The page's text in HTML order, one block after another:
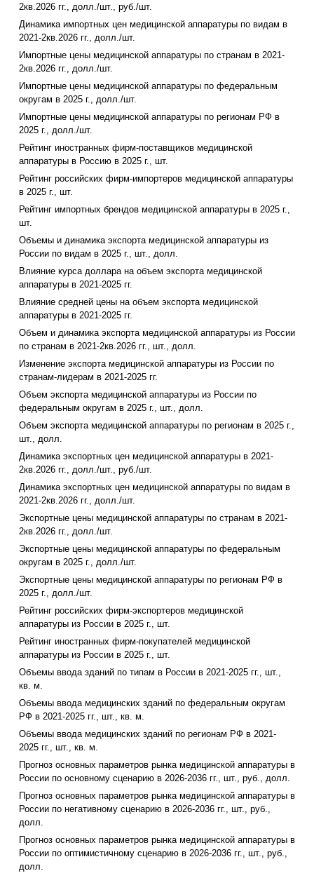
2кв.2026 гг., долл./шт., руб./шт.
Динамика импортных цен медицинской аппаратуры по видам в
2021-2кв.2026 гг., долл./шт.
Импортные цены медицинской аппаратуры по странам в 2021-
2кв.2026 гг., долл./шт.
Импортные цены медицинской аппаратуры по федеральным
округам в 2025 г., долл./шт.
Импортные цены медицинской аппаратуры по регионам РФ в
2025 г., долл./шт.
Рейтинг иностранных фирм-поставщиков медицинской
аппаратуры в Россию в 2025 г., шт.
Рейтинг российских фирм-импортеров медицинской аппаратуры
в 2025 г., шт.
Рейтинг импортных брендов медицинской аппаратуры в 2025 г.,
шт.
Объемы и динамика экспорта медицинской аппаратуры из
России по видам в 2025 г., шт., долл.
Влияние курса доллара на объем экспорта медицинской
аппаратуры в 2021-2025 гг.
Влияние средней цены на объем экспорта медицинской
аппаратуры в 2021-2025 гг.
Объем и динамика экспорта медицинской аппаратуры из России
по странам в 2021-2кв.2026 гг., шт., долл.
Изменение экспорта медицинской аппаратуры из России по
странам-лидерам в 2021-2025 гг.
Объем экспорта медицинской аппаратуры из России по
федеральным округам в 2025 г., шт., долл.
Объем экспорта медицинской аппаратуры по регионам в 2025 г.,
шт., долл.
Динамика экспортных цен медицинской аппаратуры в 2021-
2кв.2026 гг., долл./шт., руб./шт.
Динамика экспортных цен медицинской аппаратуры по видам в
2021-2кв.2026 гг., долл./шт.
Экспортные цены медицинской аппаратуры по странам в 2021-
2кв.2026 гг., долл./шт.
Экспортные цены медицинской аппаратуры по федеральным
округам в 2025 г., долл./шт.
Экспортные цены медицинской аппаратуры по регионам РФ в
2025 г., долл./шт.
Рейтинг российских фирм-экспортеров медицинской
аппаратуры из России в 2025 г., шт.
Рейтинг иностранных фирм-покупателей медицинской
аппаратуры из России в 2025 г., шт.
Объемы ввода зданий по типам в России в 2021-2025 гг., шт.,
кв. м.
Объемы ввода медицинских зданий по федеральным округам
РФ в 2021-2025 гг., шт., кв. м.
Объемы ввода медицинских зданий по регионам РФ в 2021-
2025 гг., шт., кв. м.
Прогноз основных параметров рынка медицинской аппаратуры в
России по основному сценарию в 2026-2036 гг., шт., руб., долл.
Прогноз основных параметров рынка медицинской аппаратуры в
России по негативному сценарию в 2026-2036 гг., шт., руб.,
долл.
Прогноз основных параметров рынка медицинской аппаратуры в
России по оптимистичному сценарию в 2026-2036 гг., шт., руб.,
долл.